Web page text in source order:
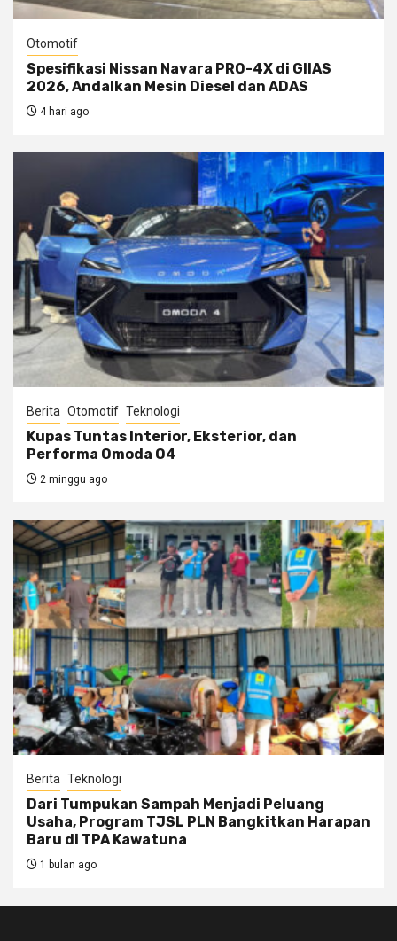
Otomotif
Spesifikasi Nissan Navara PRO-4X di GIIAS
2026, Andalkan Mesin Diesel dan ADAS
4 hari ago
Berita Otomotif Teknologi
Kupas Tuntas Interior, Eksterior, dan
Performa Omoda O4
2 minggu ago
Berita Teknologi
Dari Tumpukan Sampah Menjadi Peluang
Usaha, Program TJSL PLN Bangkitkan Harapan
Baru di TPA Kawatuna
1 bulan ago